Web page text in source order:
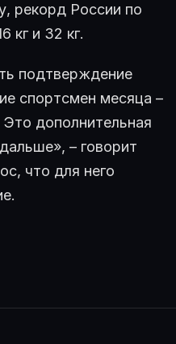
рекорд России по
кг и 32 кг.
подтверждение
спортсмен месяца –
дополнительная
– говорит
что для него